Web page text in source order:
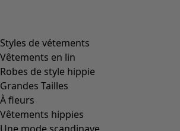
Styles de vétements
Vêtements en lin
Robes de style hippie
Grandes Tailles
À fleurs
Vêtements hippies